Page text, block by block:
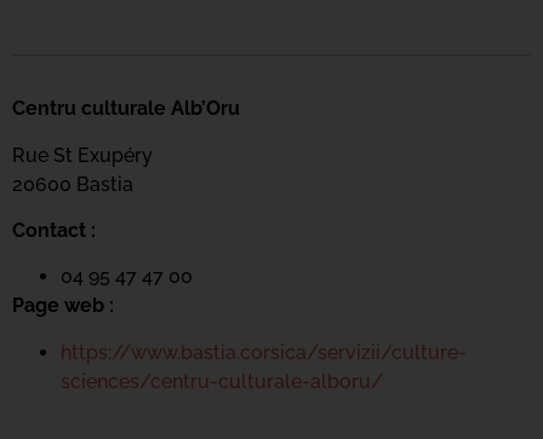
Centru culturale Alb’Oru
Rue St Exupéry
20600 Bastia
Contact :
04 95 47 47 00
Page web :
https://www.bastia.corsica/servizii/culture-
sciences/centru-culturale-alboru/